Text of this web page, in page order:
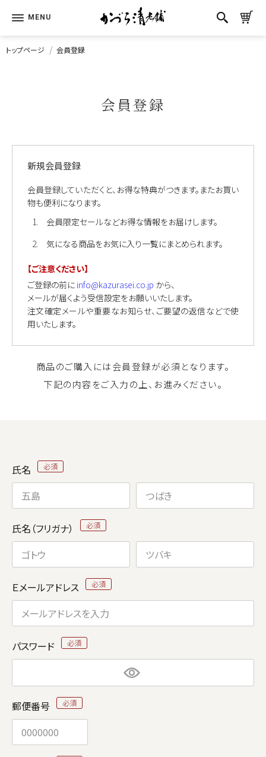
トップページ 会員登録
会員登録
新規会員登録
会員登録していただくと、お得な特典がつきます。またお買い
物も便利になります。
会員限定セールなどお得な情報をお届けします。
気になる商品をお気に入り一覧にまとめられます。
【ご注意ください】
ご登録の前に info@kazurasei.co.jp から、
メールが届くよう受信設定をお願いいたします。
注文確定メールや重要なお知らせ、ご要望の返信などで使
用いたします。
商品のご購入には会員登録が必須となります。
下記の内容をご入力の上、お進みください。
氏名
氏名（フリガナ）
Ｅメールアドレス
パスワード
郵便番号